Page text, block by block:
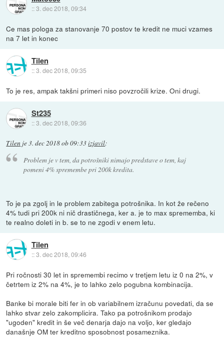
::3. dec 2018, 09:34
Ce mas pologa za stanovanje 70 postov te kredit ne muci vzames
na 7 let in konec
Tilen
::3. dec 2018, 09:35
To je res, ampak takšni primeri niso povzročili krize. Oni drugi.
St235
::3. dec 2018, 09:36
Tilen je3. dec 2018 ob 09:33izjavil:
Problem je v tem, da potrošniki nimajo predstave o tem, kaj
pomeni 4% spremembe pri 200k kredita.
To je pa zgolj in le problem zabitega potrošnika. In kot že rečeno
4% tudi pri 200k ni nič drastičnega, ker a. je to max sprememba, ki
te realno doleti in b. se to ne zgodi v enem letu.
Tilen
::3. dec 2018, 09:46
Pri ročnosti 30 let in spremembi recimo v tretjem letu iz 0 na 2%, v
četrtem iz 2% na 4%, je to lahko zelo pogubna kombinacija.
Banke bi morale biti fer in ob variabilnem izračunu povedati, da se
lahko stvar zelo zakomplicira. Tako pa potrošnikom prodajo
"ugoden" kredit in še več denarja dajo na voljo, ker gledajo
današnje OM ter kreditno sposobnost posameznika.